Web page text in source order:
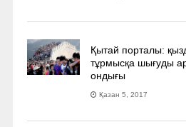
Қытай порталы:
тұрмысқа шығуды
ондығы
Қазан 5, 2017